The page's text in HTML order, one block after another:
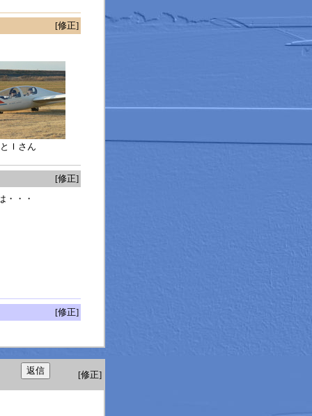
[修正]
Ｉさん
[修正]
・・・
[修正]
[修正]